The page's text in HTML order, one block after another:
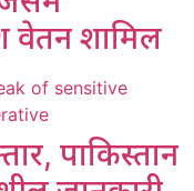
वेतन शामिल
पाकिस्तान